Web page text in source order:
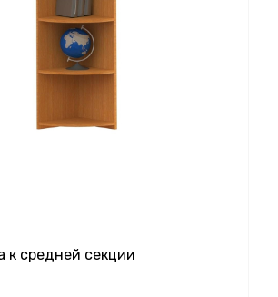
к средней секции